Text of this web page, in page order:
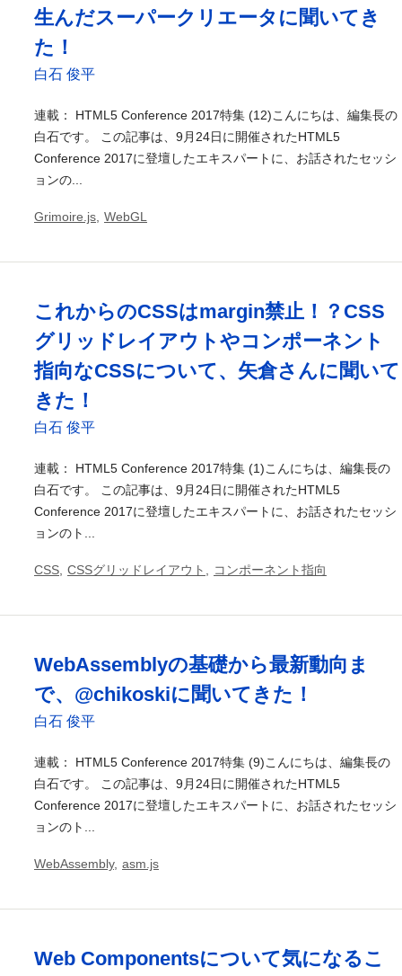
生んだスーパークリエータに聞いてき
た！
白石 俊平
連載： HTML5 Conference 2017特集 (12)こんにちは、編集長の
白石です。 この記事は、9月24日に開催されたHTML5
Conference 2017に登壇したエキスパートに、お話されたセッシ
ョンの...
Grimoire.js WebGL
これからのCSSはmargin禁止！？CSS
グリッドレイアウトやコンポーネント
指向なCSSについて、矢倉さんに聞いて
きた！
白石 俊平
連載： HTML5 Conference 2017特集 (1)こんにちは、編集長の
白石です。 この記事は、9月24日に開催されたHTML5
Conference 2017に登壇したエキスパートに、お話されたセッシ
ョンのト...
CSS CSSグリッドレイアウト コンポーネント指向
WebAssemblyの基礎から最新動向ま
で、@chikoskiに聞いてきた！
白石 俊平
連載： HTML5 Conference 2017特集 (9)こんにちは、編集長の
白石です。 この記事は、9月24日に開催されたHTML5
Conference 2017に登壇したエキスパートに、お話されたセッシ
ョンのト...
WebAssembly, asm.js
Web Componentsについて気になるこ